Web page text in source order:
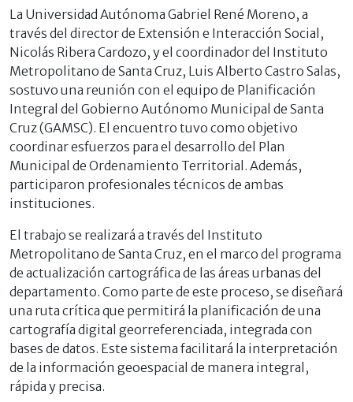
La Universidad Autónoma Gabriel René Moreno, a
través del director de Extensión e Interacción Social,
Nicolás Ribera Cardozo, y el coordinador del Instituto
Metropolitano de Santa Cruz, Luis Alberto Castro Salas,
sostuvo una reunión con el equipo de Planificación
Integral del Gobierno Autónomo Municipal de Santa
Cruz (GAMSC). El encuentro tuvo como objetivo
coordinar esfuerzos para el desarrollo del Plan
Municipal de Ordenamiento Territorial. Además,
participaron profesionales técnicos de ambas
instituciones.
El trabajo se realizará a través del Instituto
Metropolitano de Santa Cruz, en el marco del programa
de actualización cartográfica de las áreas urbanas del
departamento. Como parte de este proceso, se diseñará
una ruta crítica que permitirá la planificación de una
cartografía digital georreferenciada, integrada con
bases de datos. Este sistema facilitará la interpretación
de la información geoespacial de manera integral,
rápida y precisa.